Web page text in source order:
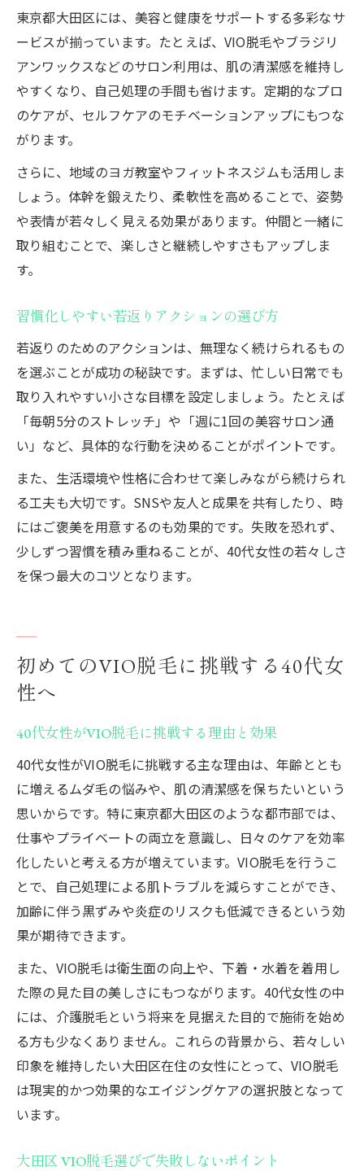
東京都大田区には、美容と健康をサポートする多彩なサ
ービスが揃っています。たとえば、VIO脱毛やブラジリ
アンワックスなどのサロン利用は、肌の清潔感を維持し
やすくなり、自己処理の手間も省けます。定期的なプロ
のケアが、セルフケアのモチベーションアップにもつな
がります。
さらに、地域のヨガ教室やフィットネスジムも活用しま
しょう。体幹を鍛えたり、柔軟性を高めることで、姿勢
や表情が若々しく見える効果があります。仲間と一緒に
取り組むことで、楽しさと継続しやすさもアップしま
す。
習慣化しやすい若返りアクションの選び方
若返りのためのアクションは、無理なく続けられるもの
を選ぶことが成功の秘訣です。まずは、忙しい日常でも
取り入れやすい小さな目標を設定しましょう。たとえば
「毎朝5分のストレッチ」や「週に1回の美容サロン通
い」など、具体的な行動を決めることがポイントです。
また、生活環境や性格に合わせて楽しみながら続けられ
る工夫も大切です。SNSや友人と成果を共有したり、時
にはご褒美を用意するのも効果的です。失敗を恐れず、
少しずつ習慣を積み重ねることが、40代女性の若々しさ
を保つ最大のコツとなります。
初めてのVIO脱毛に挑戦する40代女
性へ
40代女性がVIO脱毛に挑戦する理由と効果
40代女性がVIO脱毛に挑戦する主な理由は、年齢ととも
に増えるムダ毛の悩みや、肌の清潔感を保ちたいという
思いからです。特に東京都大田区のような都市部では、
仕事やプライベートの両立を意識し、日々のケアを効率
化したいと考える方が増えています。VIO脱毛を行うこ
とで、自己処理による肌トラブルを減らすことができ、
加齢に伴う黒ずみや炎症のリスクも低減できるという効
果が期待できます。
また、VIO脱毛は衛生面の向上や、下着・水着を着用し
た際の見た目の美しさにもつながります。40代女性の中
には、介護脱毛という将来を見据えた目的で施術を始め
る方も少なくありません。これらの背景から、若々しい
印象を維持したい大田区在住の女性にとって、VIO脱毛
は現実的かつ効果的なエイジングケアの選択肢となって
います。
大田区 VIO脱毛選びで失敗しないポイント